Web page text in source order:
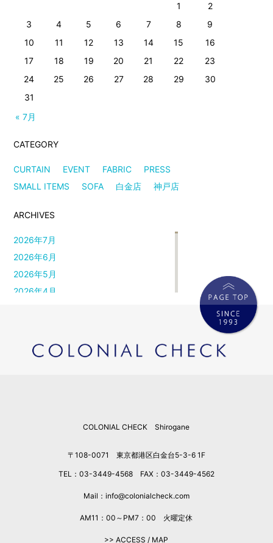
« 7月
1
2
3
4 5 6 7 8
9
10
11 12 13 14 15
16
17
18 19 20 21 22
23
24
25 26 27 28 29
30
31
CATEGORY
CURTAIN EVENT FABRIC
PRESS
SMALL ITEMS
SOFA 白金店 神戸店
ARCHIVES
2026年7月
2026年6月
2026年5月
2026年4月
2026年1月
2025年12月
COLONIAL CHECK Shirogane
〒108-0071 東京都港区白金台5-3-6 1F
TEL：03-3449-4568 FAX：03-3449-4562
Mail：info@colonialcheck.com
AM11：00～PM7：00 火曜定休
>> ACCESS / MAP